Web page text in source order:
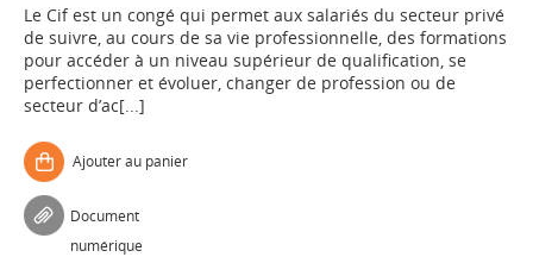
Le Cif est un congé qui permet aux salariés du secteur privé
de suivre, au cours de sa vie professionnelle, des formations
pour accéder à un niveau supérieur de qualification, se
perfectionner et évoluer, changer de profession ou de
secteur d’ac[...]
Ajouter au panier
Document
numérique